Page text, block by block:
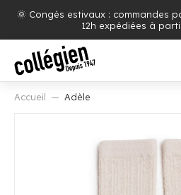
🌞 Congés estivaux : commandes
12h expédiées à
Accueil Adèle